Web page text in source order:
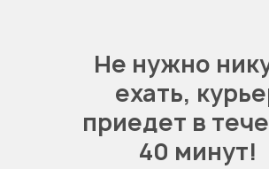
Не нужно
ехать,
приедет в
40 минут!